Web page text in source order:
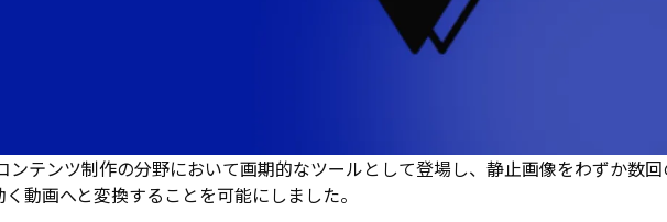
ンテンツ制作の分野において画期的なツールとして登場し、静止画像をわずか数
動画へと変換することを可能にしました。